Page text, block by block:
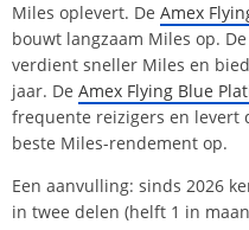
Miles oplevert. De Amex
bouwt langzaam Miles op. De
verdient sneller Miles en
jaar. De Amex Flying Blue
frequente reizigers en levert
beste Miles-rendement op.
Een aanvulling: sinds 2026
in twee delen (helft 1 in